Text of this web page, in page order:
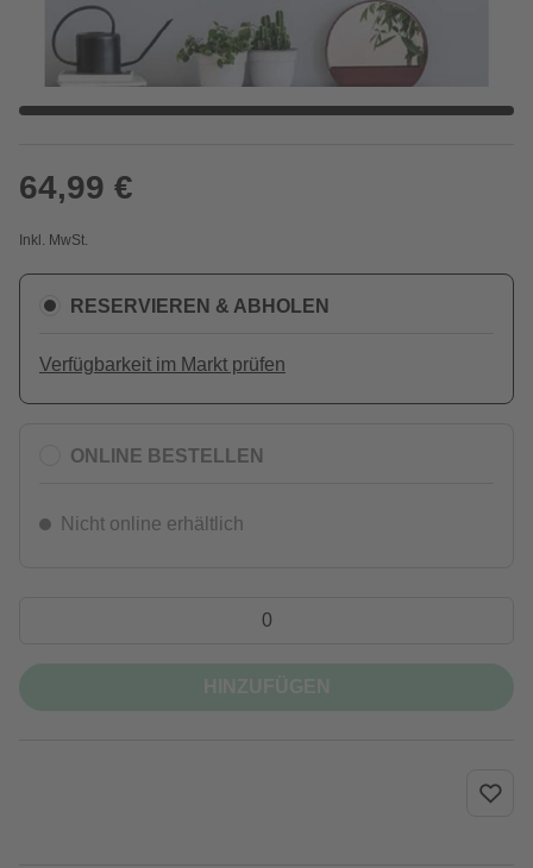
64,99 €
Inkl. MwSt.
RESERVIEREN & ABHOLEN
Verfügbarkeit im Markt prüfen
ONLINE BESTELLEN
Nicht online erhältlich